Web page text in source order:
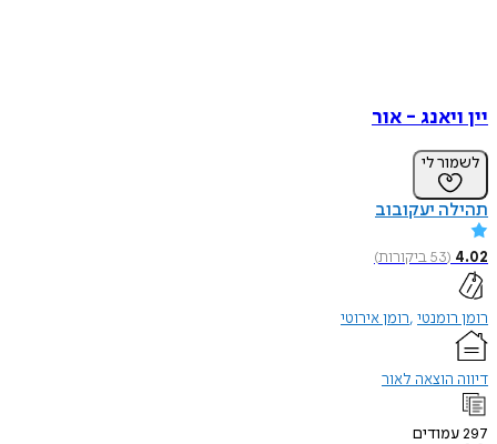
יין ויאנג - אור
לשמור לי
תהילה יעקובוב
4.02
(
53ביקורות)
רומן רומנטי רומן אירוטי
דיווה הוצאה לאור
297עמודים